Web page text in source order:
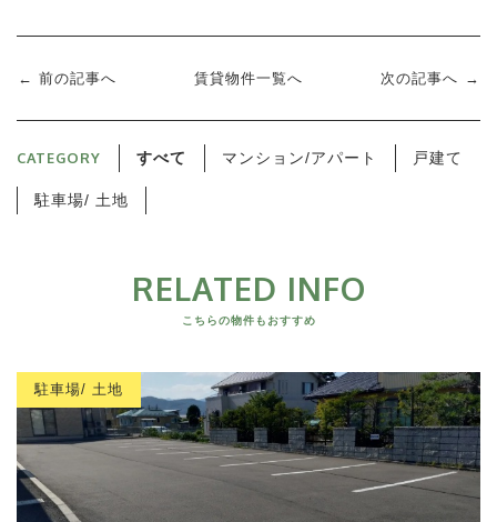
前の記事へ 賃貸物件一覧へ 次の記事へ
CATEGORY すべて マンション/アパート 戸建て
駐車場/ 土地
RELATED INFO
こちらの物件もおすすめ
駐車場/ 土地